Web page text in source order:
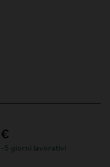
5 giorni lavorativi